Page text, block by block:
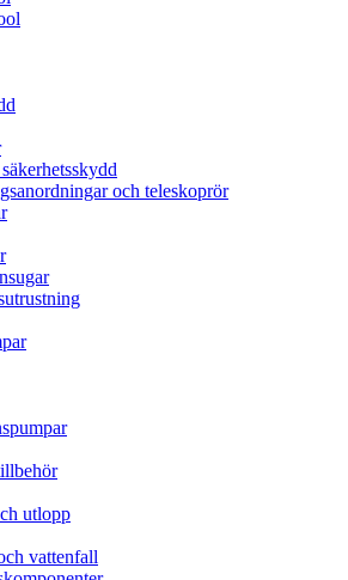
och teleskoprör
utlopp
vattenfall